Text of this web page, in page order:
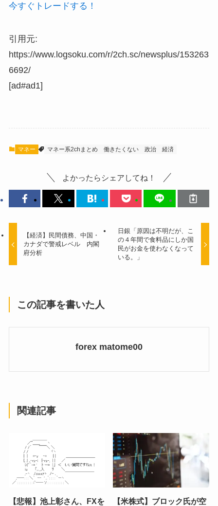
今すぐトレードする！
引用元:
https://www.logsoku.com/r/2ch.sc/newsplus/153263
6692/
[ad#ad1]
マネー マネー系2chまとめ 働きたくない 政治 経済
よかったらシェアしてね！
【経済】民間債務、中国・
カナダで警戒レベル 内閣
府分析
日銀「原因は不明だが、こ
の４年間で食料品にしか国
民がお金を使わなくなって
いる。」
この記事を書いた人
forex matome00
関連記事
【悲報】池上彰さん、FXを 【米株式】ブロック氏が空